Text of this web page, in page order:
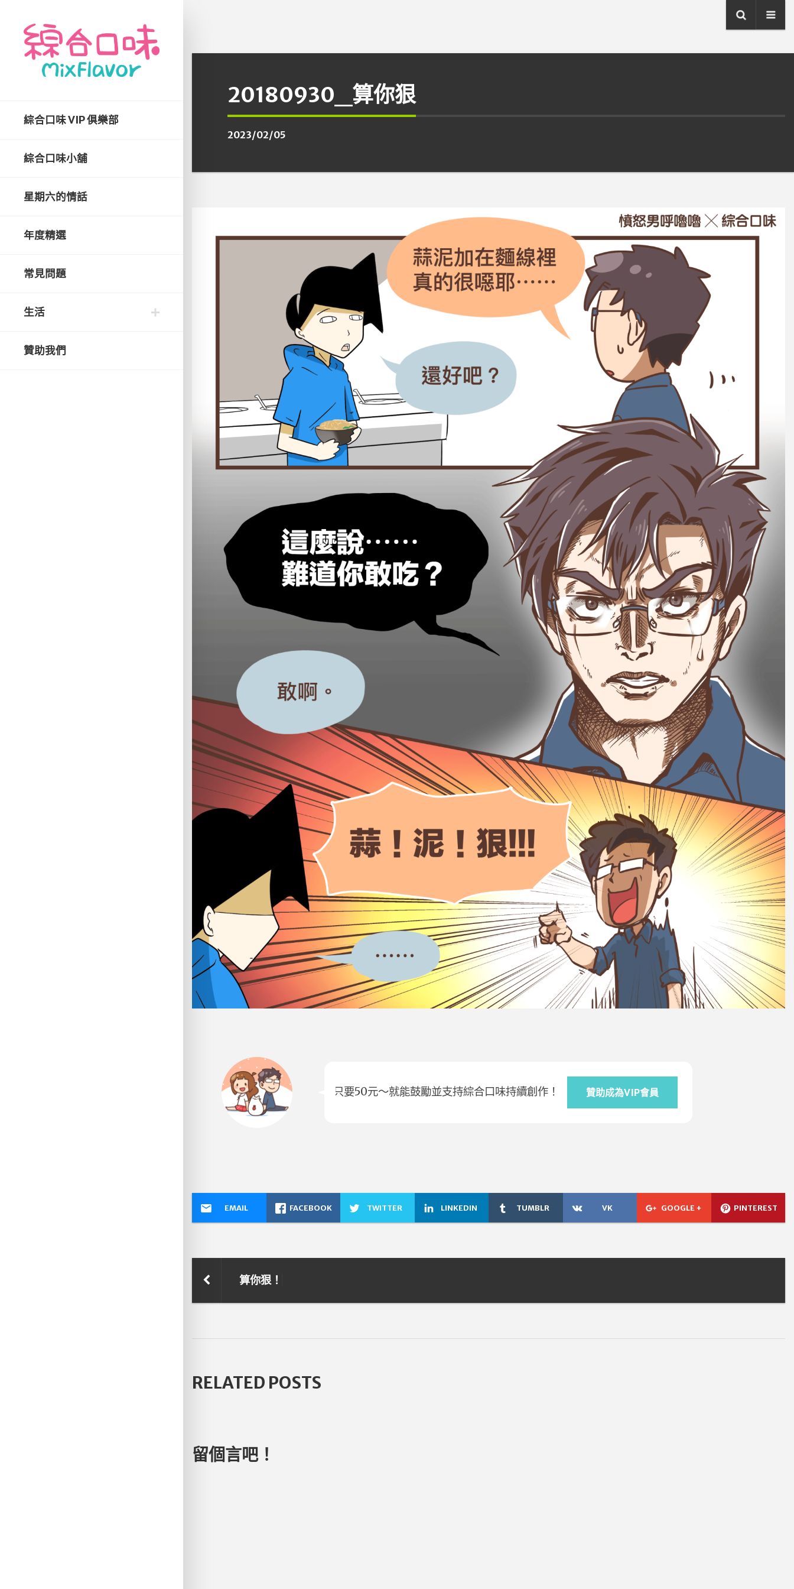
綜合口味 VIP 俱樂部
綜合口味小舖
星期六的情話
年度精選
常見問題
生活
贊助我們
20180930_算你狠
2023/02/05
只要50元～就能鼓勵並支持綜合口味持續創作！ 贊助成為VIP會員
EMAIL FACEBOOK TWITTER LINKEDIN TUMBLR VK GOOGLE + PINTEREST
算你狠！
RELATED POSTS
留個言吧！